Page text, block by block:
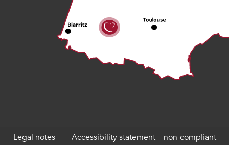
Legal notes
Accessibility statement – non-compliant